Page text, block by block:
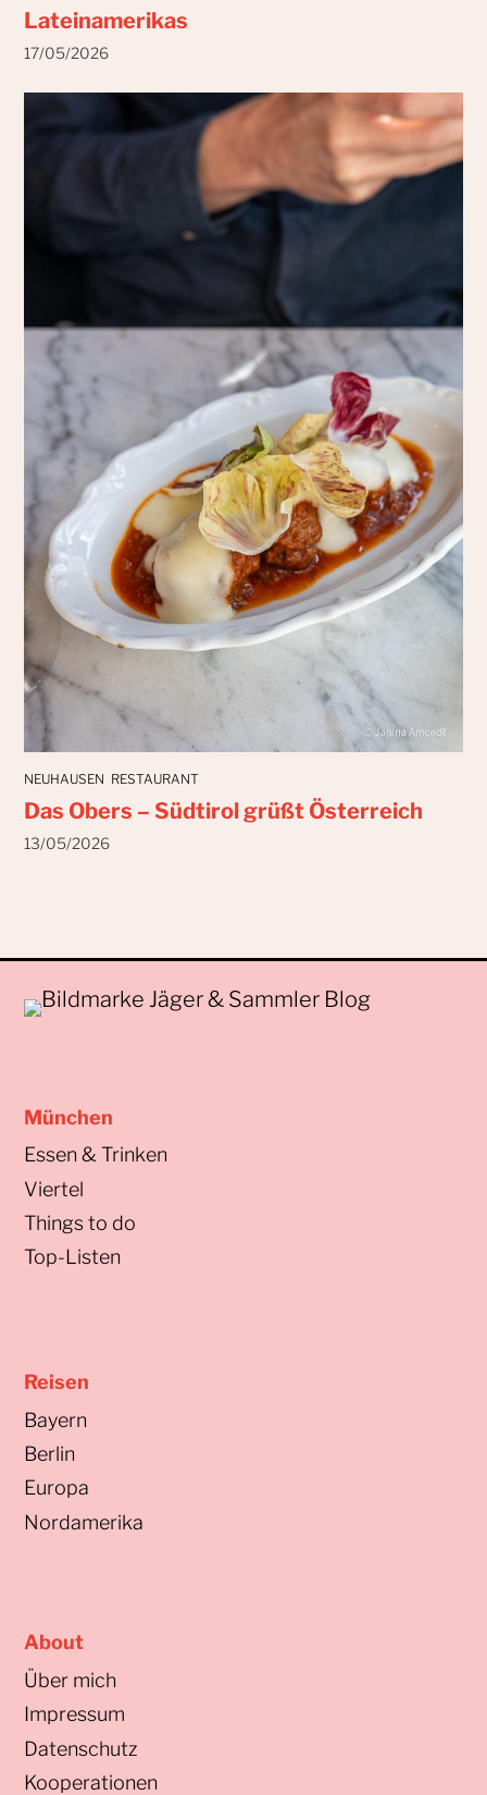
Lateinamerikas
17/05/2026
NEUHAUSEN RESTAURANT
Das Obers – Südtirol grüßt Österreich
13/05/2026
München
Essen & Trinken
Viertel
Things to do
Top-Listen
Reisen
Bayern
Berlin
Europa
Nordamerika
About
Über mich
Impressum
Datenschutz
Kooperationen